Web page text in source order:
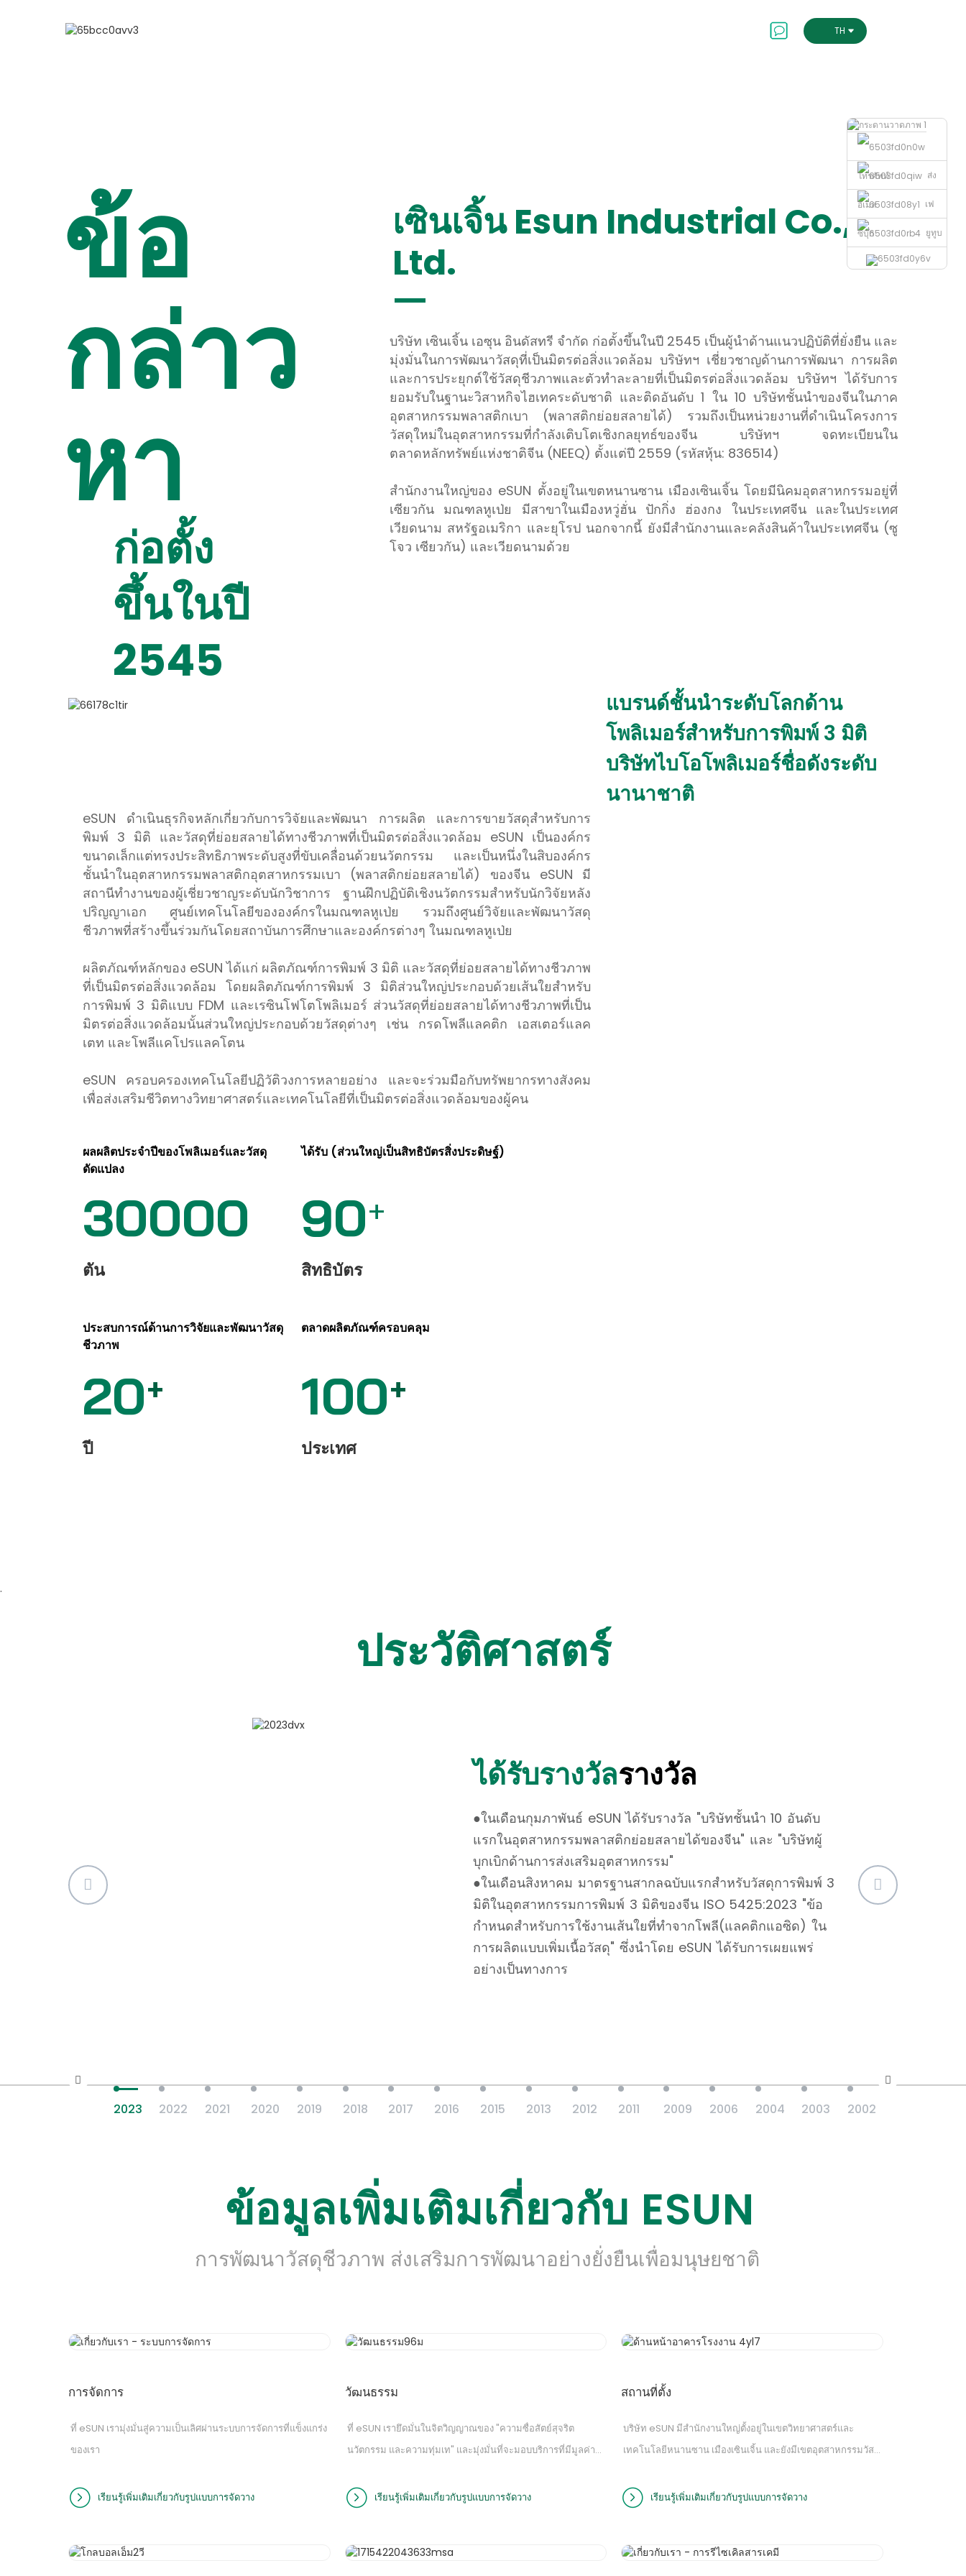
THAI
โทรศัพท์ ส่ง
อีเมล เฟ
ซบุ๊ก ยูทูบ
บ้าน เกี่ยวกับเรา
ข้อ
กล่าว
หา
ก่อตั้ง
ขึ้นในปี
2545
เซินเจิ้น Esun Industrial Co.,
Ltd.
บริษัท เซินเจิ้น เอซุน อินดัสทรี จำกัด ก่อตั้งขึ้นในปี 2545 เป็นผู้นำด้านแนวปฏิบัติที่ยั่งยืน และ
มุ่งมั่นในการพัฒนาวัสดุที่เป็นมิตรต่อสิ่งแวดล้อม บริษัทฯ เชี่ยวชาญด้านการพัฒนา การผลิต
และการประยุกต์ใช้วัสดุชีวภาพและตัวทำละลายที่เป็นมิตรต่อสิ่งแวดล้อม บริษัทฯ ได้รับการ
ยอมรับในฐานะวิสาหกิจไฮเทคระดับชาติ และติดอันดับ 1 ใน 10 บริษัทชั้นนำของจีนในภาค
อุตสาหกรรมพลาสติกเบา (พลาสติกย่อยสลายได้) รวมถึงเป็นหน่วยงานที่ดำเนินโครงการ
วัสดุใหม่ในอุตสาหกรรมที่กำลังเติบโตเชิงกลยุทธ์ของจีน บริษัทฯ จดทะเบียนใน
ตลาดหลักทรัพย์แห่งชาติจีน (NEEQ) ตั้งแต่ปี 2559 (รหัสหุ้น: 836514)
สำนักงานใหญ่ของ eSUN ตั้งอยู่ในเขตหนานซาน เมืองเซินเจิ้น โดยมีนิคมอุตสาหกรรมอยู่ที่
เซียวกัน มณฑลหูเป่ย มีสาขาในเมืองหวู่ฮั่น ปักกิ่ง ฮ่องกง ในประเทศจีน และในประเทศ
เวียดนาม สหรัฐอเมริกา และยุโรป นอกจากนี้ ยังมีสำนักงานและคลังสินค้าในประเทศจีน (ซู
โจว เซียวกัน) และเวียดนามด้วย
แบรนด์ชั้นนำระดับโลกด้าน
โพลิเมอร์สำหรับการพิมพ์ 3 มิติ
บริษัทไบโอโพลิเมอร์ชื่อดังระดับ
นานาชาติ
eSUN ดำเนินธุรกิจหลักเกี่ยวกับการวิจัยและพัฒนา การผลิต และการขายวัสดุสำหรับการ
พิมพ์ 3 มิติ และวัสดุที่ย่อยสลายได้ทางชีวภาพที่เป็นมิตรต่อสิ่งแวดล้อม eSUN เป็นองค์กร
ขนาดเล็กแต่ทรงประสิทธิภาพระดับสูงที่ขับเคลื่อนด้วยนวัตกรรม และเป็นหนึ่งในสิบองค์กร
ชั้นนำในอุตสาหกรรมพลาสติกอุตสาหกรรมเบา (พลาสติกย่อยสลายได้) ของจีน eSUN มี
สถานีทำงานของผู้เชี่ยวชาญระดับนักวิชาการ ฐานฝึกปฏิบัติเชิงนวัตกรรมสำหรับนักวิจัยหลัง
ปริญญาเอก ศูนย์เทคโนโลยีขององค์กรในมณฑลหูเป่ย รวมถึงศูนย์วิจัยและพัฒนาวัสดุ
ชีวภาพที่สร้างขึ้นร่วมกันโดยสถาบันการศึกษาและองค์กรต่างๆ ในมณฑลหูเป่ย
ผลิตภัณฑ์หลักของ eSUN ได้แก่ ผลิตภัณฑ์การพิมพ์ 3 มิติ และวัสดุที่ย่อยสลายได้ทางชีวภาพ
ที่เป็นมิตรต่อสิ่งแวดล้อม โดยผลิตภัณฑ์การพิมพ์ 3 มิติส่วนใหญ่ประกอบด้วยเส้นใยสำหรับ
การพิมพ์ 3 มิติแบบ FDM และเรซินโฟโตโพลิเมอร์ ส่วนวัสดุที่ย่อยสลายได้ทางชีวภาพที่เป็น
มิตรต่อสิ่งแวดล้อมนั้นส่วนใหญ่ประกอบด้วยวัสดุต่างๆ เช่น กรดโพลีแลคติก เอสเตอร์แลค
เตท และโพลีแคโปรแลคโตน
eSUN ครอบครองเทคโนโลยีปฏิวัติวงการหลายอย่าง และจะร่วมมือกับทรัพยากรทางสังคม
เพื่อส่งเสริมชีวิตทางวิทยาศาสตร์และเทคโนโลยีที่เป็นมิตรต่อสิ่งแวดล้อมของผู้คน
ผลผลิตประจำปีของโพลิเมอร์และวัสดุ
ดัดแปลง
30000
ตัน
ได้รับ (ส่วนใหญ่เป็นสิทธิบัตรสิ่งประดิษฐ์)
90+
สิทธิบัตร
ประสบการณ์ด้านการวิจัยและพัฒนาวัสดุ
ชีวภาพ
20+
ปี
ตลาดผลิตภัณฑ์ครอบคลุม
100+
ประเทศ
·
ประวัติศาสตร์
2023
ได้รับรางวัลรางวัล
●ในเดือนกุมภาพันธ์ eSUN ได้รับรางวัล "บริษัทชั้นนำ 10 อันดับ
แรกในอุตสาหกรรมพลาสติกย่อยสลายได้ของจีน" และ "บริษัทผู้
บุกเบิกด้านการส่งเสริมอุตสาหกรรม"
●ในเดือนสิงหาคม มาตรฐานสากลฉบับแรกสำหรับวัสดุการพิมพ์ 3
มิติในอุตสาหกรรมการพิมพ์ 3 มิติของจีน ISO 5425:2023 "ข้อ
กำหนดสำหรับการใช้งานเส้นใยที่ทำจากโพลี(แลคติกแอซิด) ใน
การผลิตแบบเพิ่มเนื้อวัสดุ" ซึ่งนำโดย eSUN ได้รับการเผยแพร่
อย่างเป็นทางการ
2023 2022 2021 2020 2019 2018 2017 2016 2015 2013 2012 2011 2009 2006 2004 2003 2002
ข้อมูลเพิ่มเติมเกี่ยวกับ ESUN
การพัฒนาวัสดุชีวภาพ ส่งเสริมการพัฒนาอย่างยั่งยืนเพื่อมนุษยชาติ
การจัดการ
ที่ eSUN เรามุ่งมั่นสู่ความเป็นเลิศผ่านระบบการจัดการที่แข็งแกร่ง
ของเรา
เรียนรู้เพิ่มเติมเกี่ยวกับรูปแบบการจัดวาง
วัฒนธรรม
ที่ eSUN เรายึดมั่นในจิตวิญญาณของ "ความซื่อสัตย์สุจริต
นวัตกรรม และความทุ่มเท" และมุ่งมั่นที่จะมอบบริการที่มีมูลค่า
เรียนรู้เพิ่มเติมเกี่ยวกับรูปแบบการจัดวาง
สถานที่ตั้ง
บริษัท eSUN มีสำนักงานใหญ่ตั้งอยู่ในเขตวิทยาศาสตร์และ
เทคโนโลยีหนานซาน เมืองเซินเจิ้น และยังมีเขตอุตสาหกรรมวัสดุ
ขาในหวู่ฮั่น ปักกิ่ง ฮ่องกง เวียดนาม และสหรัฐอเมริกา
เรียนรู้เพิ่มเติมเกี่ยวกับรูปแบบการจัดวาง